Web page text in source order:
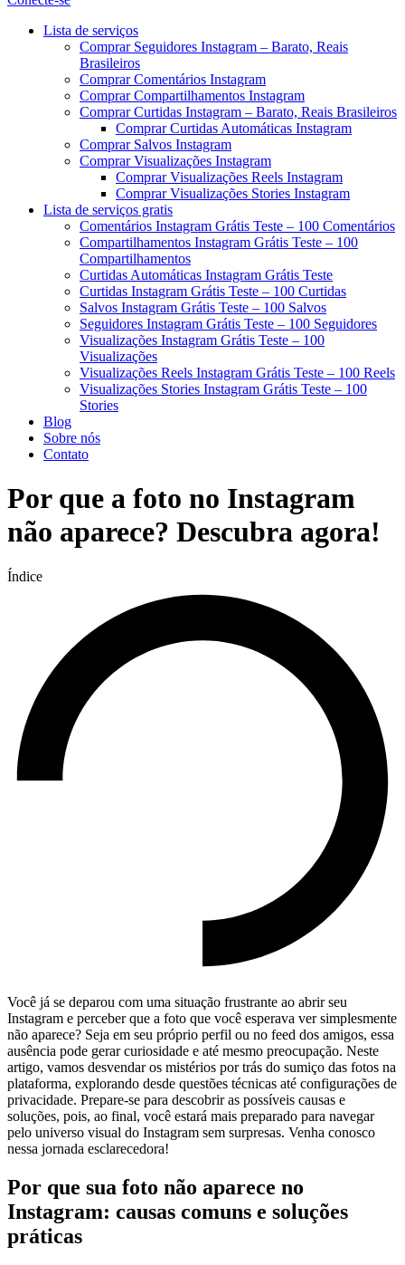
Menu
Lista de serviços
Comprar Seguidores Instagram – Barato, Reais
Brasileiros
Comprar Comentários Instagram
Comprar Compartilhamentos Instagram
Comprar Curtidas Instagram – Barato, Reais Brasileiros
Comprar Curtidas Automáticas Instagram
Comprar Salvos Instagram
Comprar Visualizações Instagram
Comprar Visualizações Reels Instagram
Comprar Visualizações Stories Instagram
Lista de serviços gratis
Comentários Instagram Grátis Teste – 100 Comentários
Compartilhamentos Instagram Grátis Teste – 100
Compartilhamentos
Curtidas Automáticas Instagram Grátis Teste
Curtidas Instagram Grátis Teste – 100 Curtidas
Salvos Instagram Grátis Teste – 100 Salvos
Seguidores Instagram Grátis Teste – 100 Seguidores
Visualizações Instagram Grátis Teste – 100
Visualizações
Visualizações Reels Instagram Grátis Teste – 100 Reels
Visualizações Stories Instagram Grátis Teste – 100
Stories
Blog
Sobre nós
Contato
Por que a foto no Instagram
não aparece? Descubra agora!
Índice
Você já se deparou com uma situação frustrante ao abrir seu
⁤Instagram e perceber que a foto que você esperava ver simplesmente‍
não aparece? Seja em seu próprio perfil ou no feed dos amigos, essa
ausência pode gerar curiosidade e até mesmo preocupação. Neste
artigo, vamos desvendar os mistérios por trás do sumiço das fotos na
plataforma, explorando desde questões técnicas⁣ até⁢ configurações de
privacidade. Prepare-se para ‌descobrir as possíveis causas e​
soluções, pois,⁤ ao final, você estará mais preparado para navegar
pelo universo visual do Instagram sem surpresas. Venha conosco
nessa jornada esclarecedora!
Por que sua foto não aparece no
Instagram: causas comuns e soluções
práticas